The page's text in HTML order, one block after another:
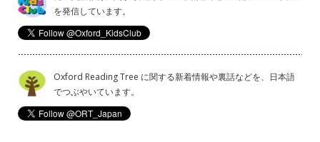
を発信しています。
Oxford Reading Tree に関する新着情報や裏話などを、日本語
でつぶやいています。